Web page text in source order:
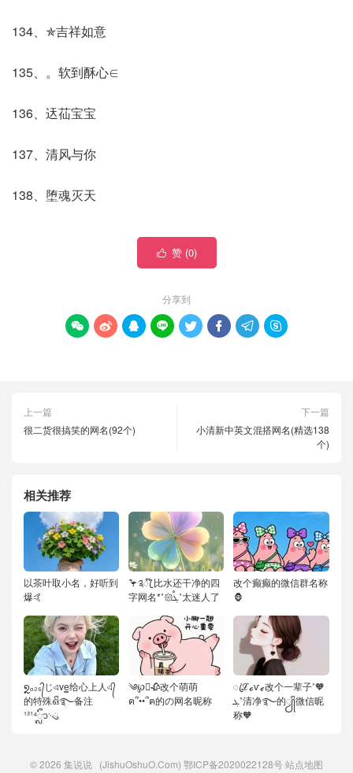
134、✯吉祥如意
135、。软到酥心∈
136、迗苮宝宝
137、清风与你
138、堕魂灭天
 赞 (0)
分享到
       
上一篇
很二货很搞笑的网名(92个)
下一篇
小清新中英文混搭网名(精选138
个)
相关推荐
以茶叶取小名，好听到
爆🤙
🦩༉ꦿ໊ 比水还干净的四
字网名*˚𑁍ࠬܓ˚太迷人了
改个癫癫的微信群名称
🦍
໑ຼₒ₂₆᭄じএve͇给心上人এ᭄
的特殊ഒᩚ࿐备注
¹³¹⁴ᬽ࿙ུ
༄℘⃝🥀改个萌萌
ฅ՞••՞ฅ的の网名昵称
ꦿℒℴѵℯ改个一辈子˚🧡
ܓ˚清净࿐的ꦾᩚ微信昵
称🧡
© 2026 集说说 (JishuOshuO.Com) 鄂ICP备2020022128号站点地图